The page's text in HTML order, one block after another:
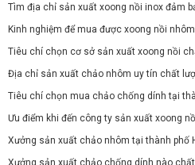
Tìm địa chỉ sản xuất xoong nồi inox đảm
Kinh nghiệm để mua được xoong nồi
Tiêu chí chọn cơ sở sản xuất xoong nồi
Địa chỉ sản xuất chảo nhôm uy tín chất
Tiêu chí chọn mua chảo chống dính tại
Ưu điểm khi đến công ty sản xuất xoong
Xưởng sản xuất chảo nhôm tại thành phố